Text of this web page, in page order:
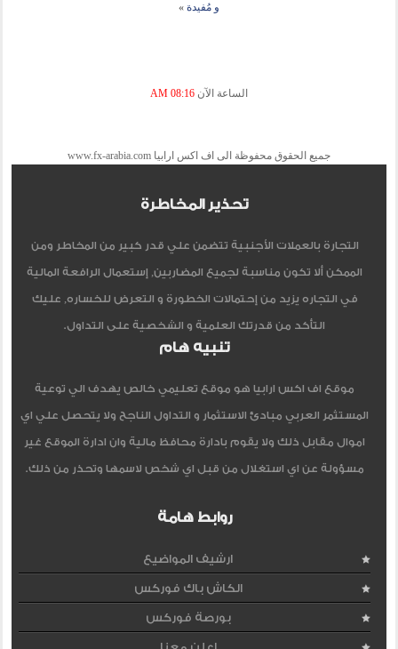
و مُفيدة »
الساعة الآن 08:16 AM
جميع الحقوق محفوظة الى اف اكس ارابيا www.fx-arabia.com
تحذير المخاطرة
التجارة بالعملات الأجنبية تتضمن علي قدر كبير من المخاطر ومن
الممكن ألا تكون مناسبة لجميع المضاربين, إستعمال الرافعة المالية
في التجاره يزيد من إحتمالات الخطورة و التعرض للخساره, عليك
التأكد من قدرتك العلمية و الشخصية على التداول.
تنبيه هام
موقع اف اكس ارابيا هو موقع تعليمي خالص يهدف الي توعية
المستثمر العربي مبادئ الاستثمار و التداول الناجح ولا يتحصل علي اي
اموال مقابل ذلك ولا يقوم بادارة محافظ مالية وان ادارة الموقع غير
مسؤولة عن اي استغلال من قبل اي شخص لاسمها وتحذر من ذلك.
روابط هامة
ارشيف المواضيع
الكاش باك فوركس
بورصة فوركس